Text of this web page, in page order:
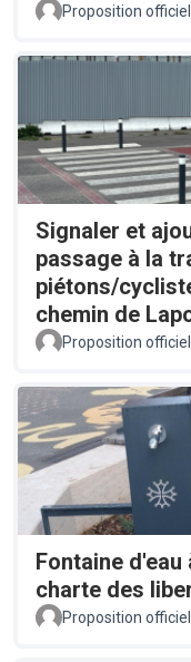
Proposition
Signaler et
passage à la
piétons/
chemin de
Proposition
Fontaine d'eau
charte des
Proposition